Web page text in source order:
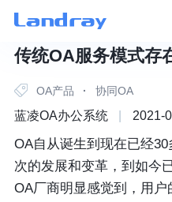
传统OA服务模式存
OA产品 · 协同OA
蓝凌OA办公系统 2021-
OA自从诞生到现在已经
次的发展和变革，到如今
OA厂商明显感觉到，用